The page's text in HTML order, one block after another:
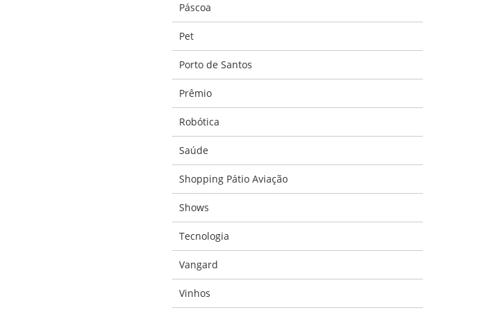
Páscoa
Pet
Porto de Santos
Prêmio
Robótica
Saúde
Shopping Pátio Aviação
Shows
Tecnologia
Vangard
Vinhos